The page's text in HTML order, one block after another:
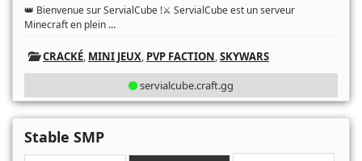
👑 Bienvenue sur ServialCube !⚔️ ServialCube est un serveur
Minecraft en plein ...
CRACKÉ, MINI JEUX, PVP FACTION,SKYWARS
servialcube.craft.gg
Stable SMP